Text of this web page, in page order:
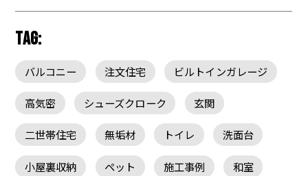
TAG:
バルコニー 注文住宅 ビルトインガレージ
高気密 シューズクローク 玄関
二世帯住宅 無垢材 トイレ 洗面台
小屋裏収納 ペット 施工事例 和室